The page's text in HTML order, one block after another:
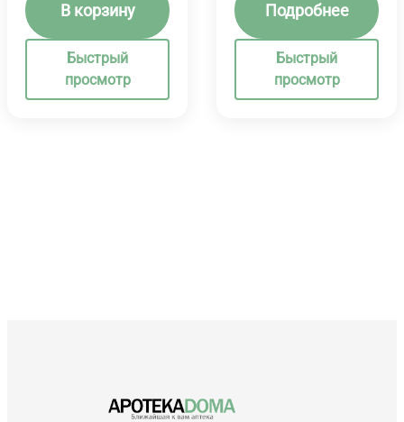
В корзину
Быстрый
просмотр
Подробнее
Быстрый
просмотр